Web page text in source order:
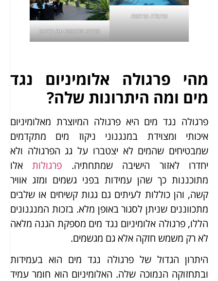
פרגולה מרחפת
סגירת מרפסותעם ברזנט
מהי פרגולה אלומיניום נגד
מים ומה היתרונות שלה?
פרגולה נגד מים היא פרגולה המיוצרת מאלומיניום
איכותי ומצוידת במנגנוני ניקוז מים מתקדמים
שמבטיחים שהמים לא יצטברו על גג הפרגולה ולא
יחדרו לאזור הישיבה שמתחתיה. פרגולותאלו
מתוכננות כך שהן עמידות בפני גשמים ומזג אוויר
קשה, והן כוללות לעיתים גם גגות קשיחים או שלבים
מתכווננים שניתן לסגור באופן מלא. בזכות המנגנונים
הללו, פרגולה אלומיניום נגד מים מספקת הגנה מלאה
לא רק משמש חזקה אלא גם מגשמים.
היתרון הגדול של פרגולה נגד מים הוא בעמידות
ובתחזוקה הנמוכה שלה. האלומיניום הוא חומר עמיד